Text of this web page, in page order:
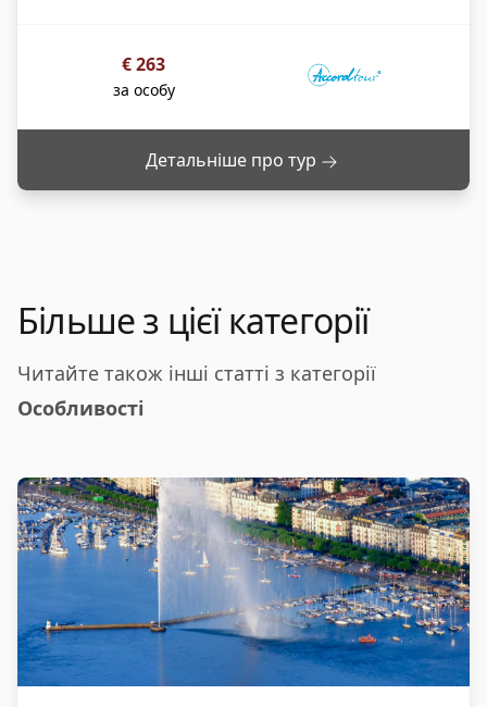
€263
за особу
Детальніше про тур
Більше з цієї категорії
Читайте також інші статті з категорії
Особливості